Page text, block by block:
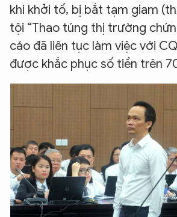
khi khởi tố, bị bắt tạm giam
tội “Thao túng thị trường
cáo đã liên tục làm việc với
được khắc phục số tiền trên